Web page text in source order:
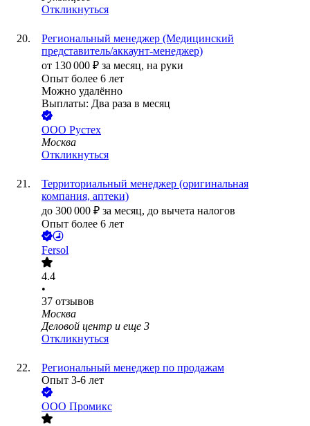
Откликнуться
Региональный менеджер (Медицинский
представитель/аккаунт-менеджер)
от 130 000 ₽ за месяц, на руки
Опыт более 6 лет
Можно удалённо
Выплаты: Два раза в месяц
ООО Рустех
Москва
Откликнуться
Территориальный менеджер (оригинальная
компания, аптеки)
до 300 000 ₽ за месяц, до вычета налогов
Опыт более 6 лет
Fersol
4.4
•
37 отзывов
Москва
Деловой центр и еще 3
Откликнуться
Региональный менеджер по продажам
Опыт 3-6 лет
ООО Промикс